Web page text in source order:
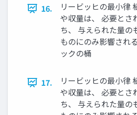
16.
リービッヒの最小律
や収量は、 必要とさ
ち、 与えられた量の
ものにのみ影響され
ックの桶
17.
リービッヒの最小律
や収量は、 必要とさ
ち、 与えられた量の